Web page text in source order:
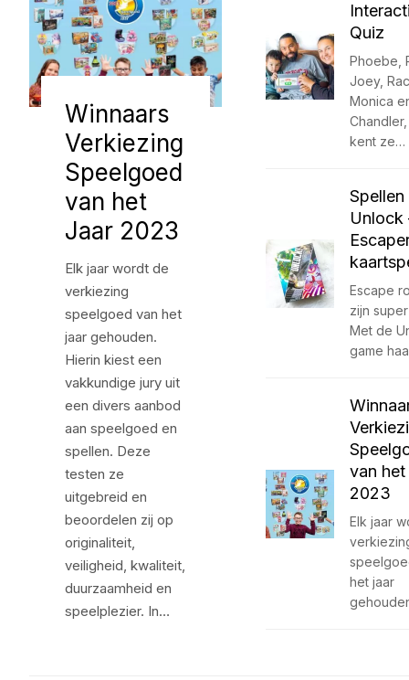
Winnaars
Verkiezing
Speelgoed
van het
Jaar 2023
Elk jaar wordt de
verkiezing
speelgoed van het
jaar gehouden.
Hierin kiest een
vakkundige jury uit
een divers aanbod
aan speelgoed en
spellen. Deze
testen ze
uitgebreid en
beoordelen zij op
originaliteit,
veiligheid, kwaliteit,
duurzaamheid en
speelplezier. In…
Quiz
Phoebe,
Joey,
Monica
kent ze…
Unlock
Escape
zijn
Met de
game
van
2023
Elk jaar
het jaar